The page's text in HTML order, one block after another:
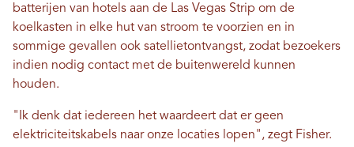
batterijen van hotels aan de Las Vegas Strip om de
koelkasten in elke hut van stroom te voorzien en in
sommige gevallen ook satellietontvangst, zodat bezoekers
indien nodig contact met de buitenwereld kunnen
houden.
"Ik denk dat iedereen het waardeert dat er geen
elektriciteitskabels naar onze locaties lopen", zegt Fisher.